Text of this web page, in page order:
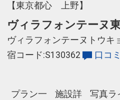
【東京都心 上野】
ヴィラフォンテーヌ
ヴィラフォンテーヌトウキ
宿コード:S130362
口コ
プラン一
施設詳
写真ラ